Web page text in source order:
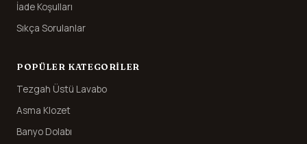
İade Koşulları
Sıkça Sorulanlar
POPÜLER KATEGORILER
Tezgah Üstü Lavabo
Asma Klozet
Banyo Dolabı